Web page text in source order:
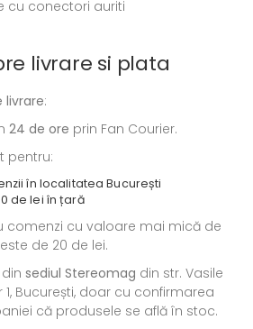
cu conectori auriti
livrare si plata
livrare:
24 de ore prin Fan Courier.
pentru:
în localitatea București
de lei în țară
comenzi cu valoare mai mică de
de 20 de lei.
sediul Stereomag din str. Vasile
1, București, doar cu confirmarea
că produsele se află în stoc.